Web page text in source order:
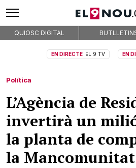
QUIOSC DIGITAL
EN DIRECTE EL 9 TV EN
Política
L’Agència de
invertirà un milió
la planta de
la Mancomunitat